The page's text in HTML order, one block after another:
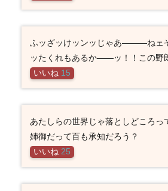
ふッざッけッンッじゃあ―――ねェ
ッたくれもあるか――ッ！！この野
いいね 15
あたしらの世界じゃ落としどころっ
姉御だって百も承知だろう？
いいね 25